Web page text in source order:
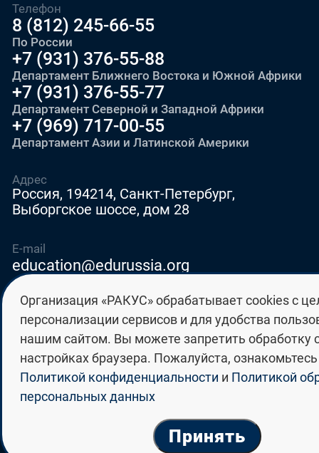
Телефон
8 (812) 245-66-55
По России
+7 (931) 376-55-88
Департамент Ближнего Востока и Южной Африки
+7 (931) 376-55-77
Департамент Северной и Западной Африки
+7 (969) 717-00-55
Департамент Азии и Латинской Америки
E-mail
education@edurussia.org
edurussia@racus.ru
Адрес
Россия, 194214, Санкт-Петербург,
Выборгское шоссе, дом 28
© Группа российских государственных
университетов «РАКУС» 2026
Политика конфиденциальности
Политика обработки персональных данных
Организация «РАКУС» обрабатывает cookies с
персонализации сервисов и для удобства
нашим сайтом. Вы можете запретить обработку
настройках браузера. Пожалуйста, ознакомьтесь
Политикой конфиденциальности и Политикой
персональных данных
Принять